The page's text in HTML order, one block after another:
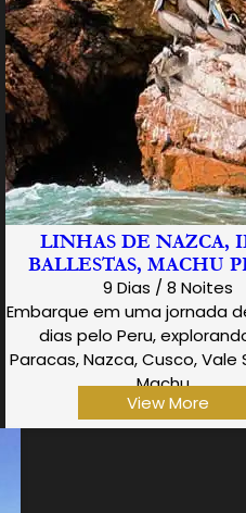
LINHAS DE NAZCA,
BALLESTAS, MACHU
9 Dias / 8 Noites
Embarque em uma jornada
dias pelo Peru,
Paracas, Nazca, Cusco, Vale
Machu…
View More